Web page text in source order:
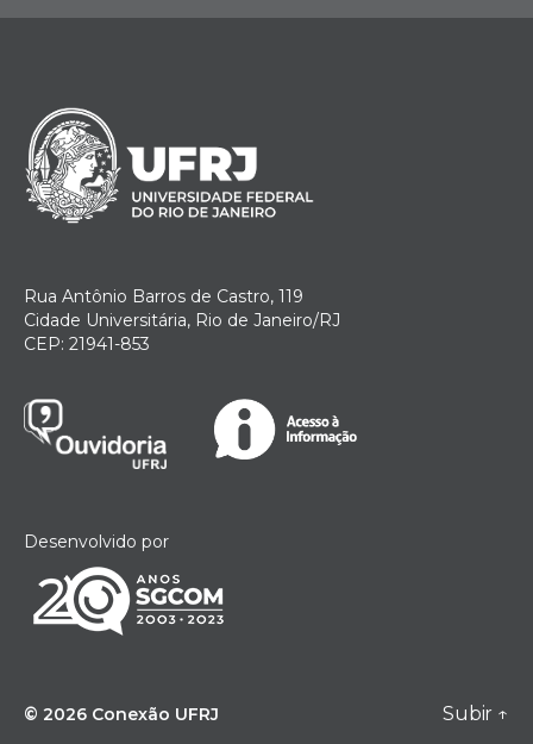
Rua Antônio Barros de Castro, 119
Cidade Universitária, Rio de Janeiro/RJ
CEP: 21941-853
Desenvolvido por
© 2026 Conexão UFRJ Subir ↑